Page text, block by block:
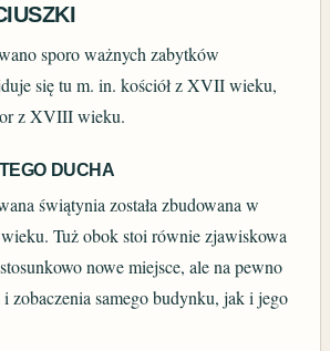
sporo ważnych zabytków
się tu m. in. kościół z XVII wieku,
z XVIII wieku.
DUCHA
świątynia została zbudowana w
Tuż obok stoi równie zjawiskowa
nowe miejsce, ale na pewno
zobaczenia samego budynku, jak i jego